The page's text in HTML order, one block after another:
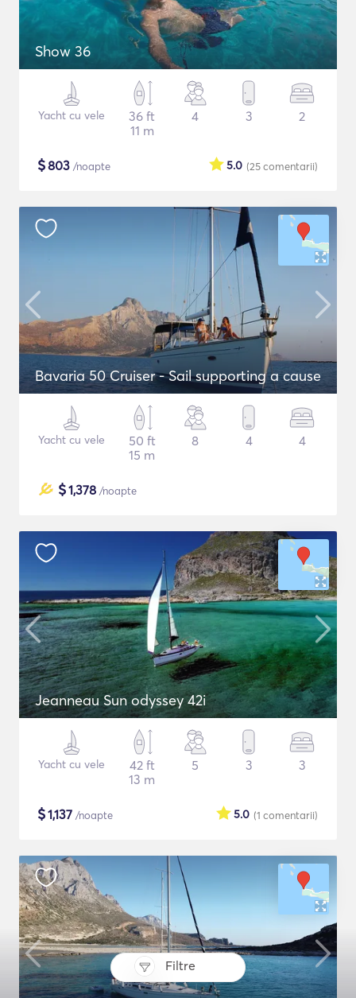
Filtre
Show 36
Yacht cu vele
36 ft
11 m
4 3 2
$803 /noapte (25comentarii)
5.0
Bavaria 50 Cruiser - Sail supporting a cause
Yacht cu vele
50 ft
15 m
8 4 4
$1,378 /noapte
Jeanneau Sun odyssey 42i
Yacht cu vele
42 ft
13 m
5 3 3
$1,137 /noapte (1 comentarii)
5.0